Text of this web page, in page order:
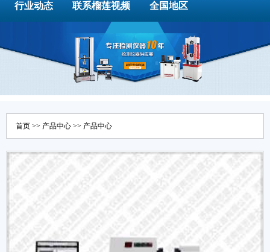
APP下载安装
行业动态 联系榴莲视频
APP下载安装
全国地区
首页 >> 产品中心 >> 产品中心